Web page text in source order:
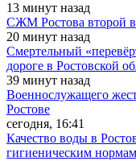
13 минут назад
СЖМ Ростова второй
20 минут назад
Смертельный
дороге в Ростовской
39 минут назад
Военнослужащего
Ростове
сегодня, 16:41
Качество воды в
гигиеническим нормам